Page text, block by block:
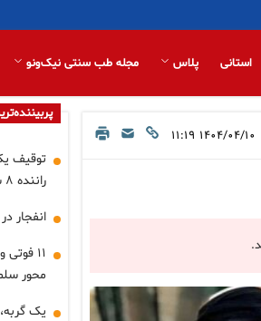
استانی پلاس مجله طب سنتی نیک‌ونو
۱۴۰۴/۰۴/۱۰ ۱۱:۱۹
توقیف
راننده ۸ ساله
انفجار
۱۱
محور
یک